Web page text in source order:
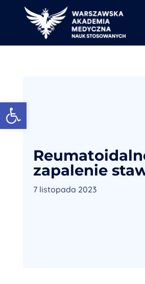
zapalenie
7 listopada 2023
Otwórz pasek narzędzi